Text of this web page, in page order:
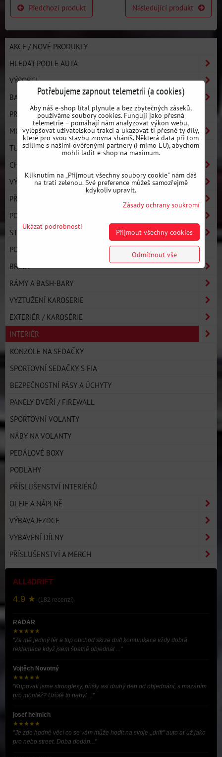
Předchozí produkt Následující produkt
AKCE / NOVÉ PRODUKTY
HLEDAT PODLE AUTA
VÝROBCI
BASIC LINE - ZAČNI DRIFTOVAT
PRO LINE - ULTIMATE PERFORMANCE
MOTOR
TURBO KOMPONENTY
CHLAZENÍ
VÝFUKOVÝ SYSTÉM
PŘEVODOVKA A SPOJKA
PODVOZEK
STRONGFLEX
POLYURETANOVÉ SILENTBLOKY - OSTATNÍ
BRZDY
RÁMY A BASH-BARY
VYZTUŽENÍ KAROSERIE
EXTERIÉR / KAROSÉRIE
INTERIÉR
KONZOLE NA SEDAČKY
SPORTOVNÍ SEDAČKY S FIA
BEZPEČNOSTNÍ PÁSY A ÚCHYTY
PANELY DVEŘÍ / FIREWALL
SPORTOVNÍ VOLANTY
NÁBY NA VOLANTY
PEDÁLOVÉ BOXY
PODLAHY
PŘÍSLUŠENSTVÍ INTERIÉRŮ
OLEJE A NÁPLNĚ
VÝBAVA JEZDCE
VYBAVENÍ DÍLNY
PŘÍSLUŠENSTVÍ A MERCH
ALL4DRIFT
4.9 ★ (182 recenzí)
RADAR
★★★★★
"Za mě jediný fér a top obchod skrze drift komunikace vždy dobrá
reklamace když jsem špatně objednal ..."
Vojtěch Novotný
★★★★★
"Kupovali jsme stronglexy, přišly asi druhý den od objednání, s mazáním
pro montáž? Určitě to nebyl ..."
josef helmich
★★★★★
"Je zde hodně věcí co se vám může hodit na svoje ,,drift” auto ať už jako
pro nebo street. Doba dodán..."
Potřebujeme zapnout telemetrii (a cookies)
Aby náš e-shop lítal plynule a bez zbytečných záseků,
používáme soubory cookies. Fungují jako přesná
telemetrie – pomáhají nám analyzovat výkon webu,
vylepšovat uživatelskou trakci a ukazovat ti přesně ty díly,
které pro svou stavbu zrovna sháníš. Některá data při tom
sdílíme s našimi ověřenými partnery (i mimo EU), abychom
mohli ladit e-shop na maximum.
Kliknutím na „Přijmout všechny soubory cookie" nám dáš
na trati zelenou. Své preference můžeš samozřejmě
kdykoliv upravit.
Zásady ochrany soukromí
Ukázat podrobnosti
Přijmout všechny cookies
Odmítnout vše